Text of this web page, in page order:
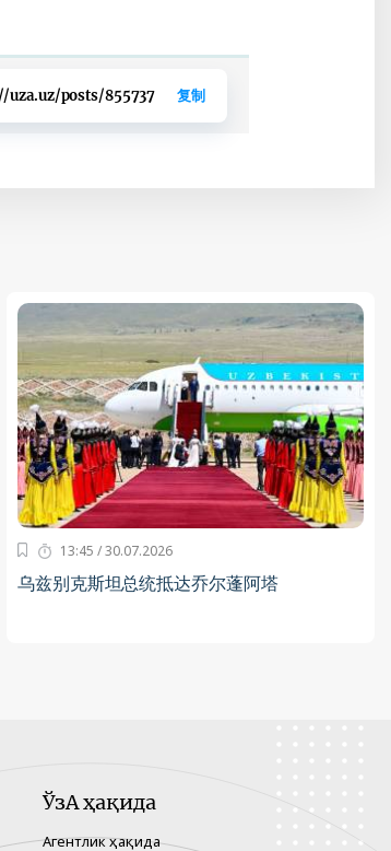
uza.uz/posts/855737 复制
13:45 / 30.07.2026
乌兹别克斯坦总统抵达乔尔蓬阿塔
ЎзА ҳақида
Агентлик ҳақида